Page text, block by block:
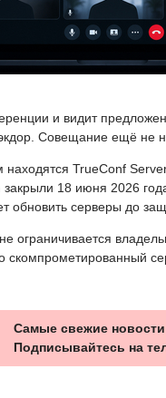
и видит
Совещание ещё не
находятся TrueConf
закрыли 18 июня 2026
обновить серверы до
ограничивается
скомпрометированный
Самые свежие
Подписывайтесь на